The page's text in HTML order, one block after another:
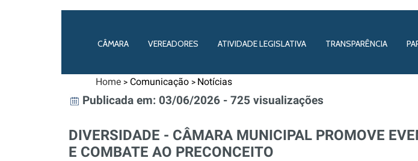
CÂMARA VEREADORES ATIVIDADE LEGISLATIVA TRANSPARÊNCIA
Home > Comunicação > Notícias
Publicada em: 03/06/2026 - 725 visualizações
DIVERSIDADE - CÂMARA MUNICIPAL PROMOVE
E COMBATE AO PRECONCEITO